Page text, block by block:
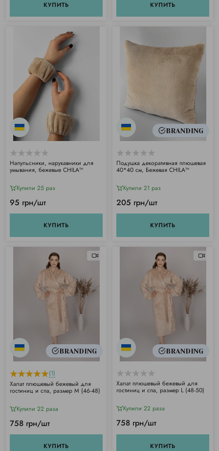
КУПИТЬ КУПИТЬ
Напульсники, нарукавники для
умывания, бежевые CHILA™
Купили 25 раз
95 грн/шт
КУПИТЬ
BRANDING
Подушка декоративная плюшевая
40*40 см, Бежевая CHILA™
Купили 21 раз
205 грн/шт
КУПИТЬ
BRANDING
(1)
Халат плюшевый бежевый для
гостиниц и спа, размер M (46-48)
Купили 22 раза
758 грн/шт
КУПИТЬ
BRANDING
Халат плюшевый бежевый для
гостиниц и спа, размер L (48-50)
Купили 22 раза
758 грн/шт
КУПИТЬ